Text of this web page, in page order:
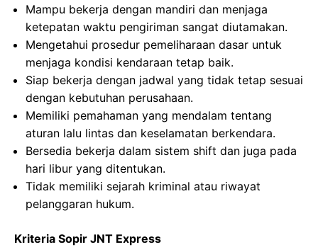
Mampu bekerja dengan mandiri dan menjaga
ketepatan waktu pengiriman sangat diutamakan.
Mengetahui prosedur pemeliharaan dasar untuk
menjaga kondisi kendaraan tetap baik.
Siap bekerja dengan jadwal yang tidak tetap sesuai
dengan kebutuhan perusahaan.
Memiliki pemahaman yang mendalam tentang
aturan lalu lintas dan keselamatan berkendara.
Bersedia bekerja dalam sistem shift dan juga pada
hari libur yang ditentukan.
Tidak memiliki sejarah kriminal atau riwayat
pelanggaran hukum.
Kriteria Sopir JNT Express